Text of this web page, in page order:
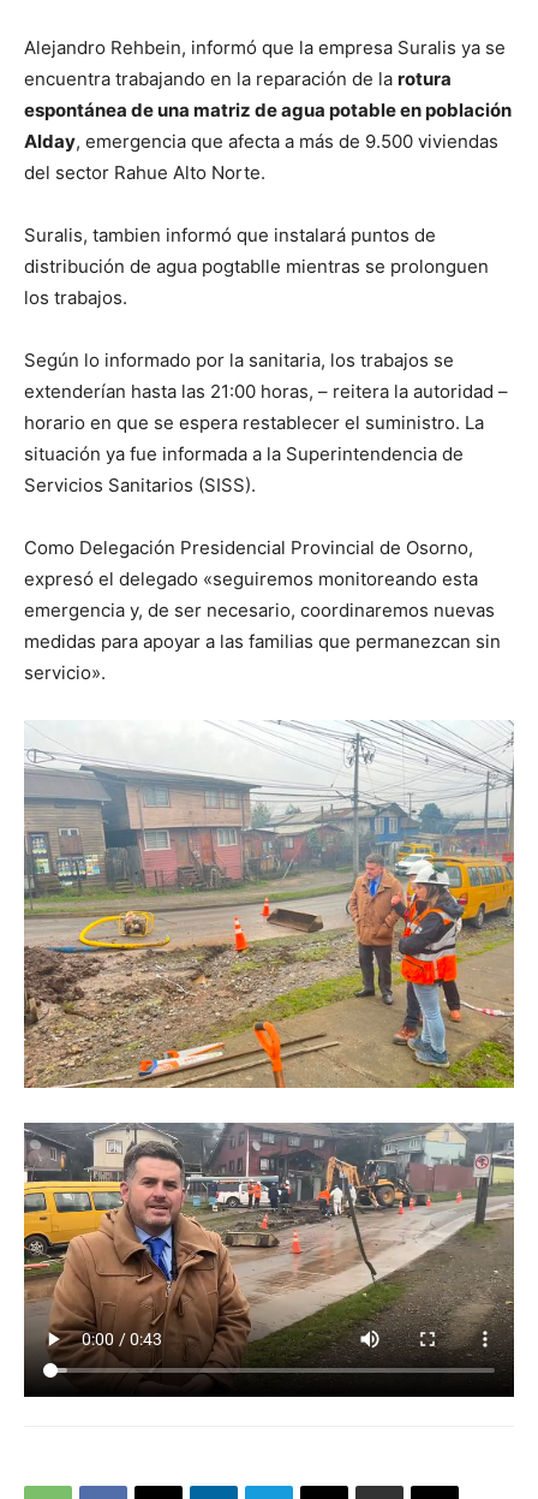
Alejandro Rehbein, informó que la empresa Suralis ya se
encuentra trabajando en la reparación de la rotura
espontánea de una matriz de agua potable en población
Alday, emergencia que afecta a más de 9.500 viviendas
del sector Rahue Alto Norte.
Suralis, tambien informó que instalará puntos de
distribución de agua pogtablle mientras se prolonguen
los trabajos.
Según lo informado por la sanitaria, los trabajos se
extenderían hasta las 21:00 horas, – reitera la autoridad –
horario en que se espera restablecer el suministro. La
situación ya fue informada a la Superintendencia de
Servicios Sanitarios (SISS).
Como Delegación Presidencial Provincial de Osorno,
expresó el delegado «seguiremos monitoreando esta
emergencia y, de ser necesario, coordinaremos nuevas
medidas para apoyar a las familias que permanezcan sin
servicio».